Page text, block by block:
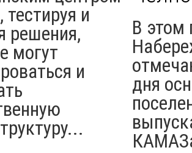
и
решения,
могут
и
В этом
дня